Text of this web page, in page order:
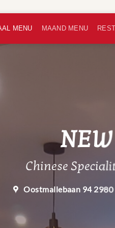
MENU MAAND MENU
Chinese
Oostmall‍ebaan 94 2980